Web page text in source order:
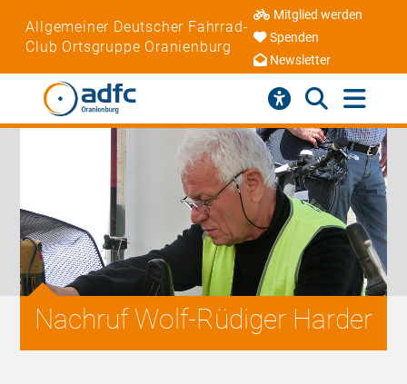
Allgemeiner Deutscher Fahrrad-
Club Ortsgruppe Oranienburg
Mitglied werden
Spenden
Newsletter
Nachruf Wolf-Rüdiger Harder